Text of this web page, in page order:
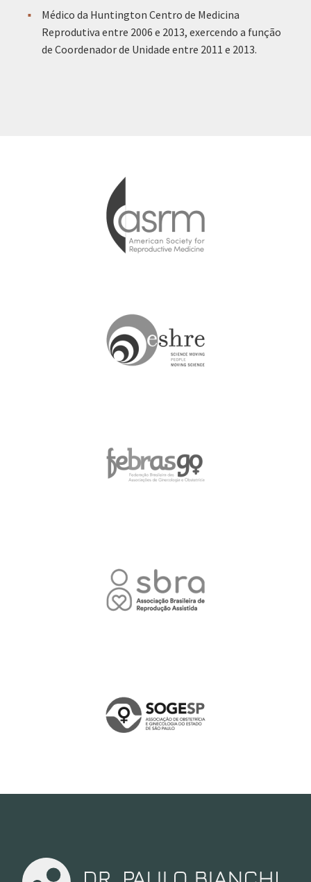
Médico da Huntington Centro de Medicina
Reprodutiva entre 2006 e 2013, exercendo a função
de Coordenador de Unidade entre 2011 e 2013.